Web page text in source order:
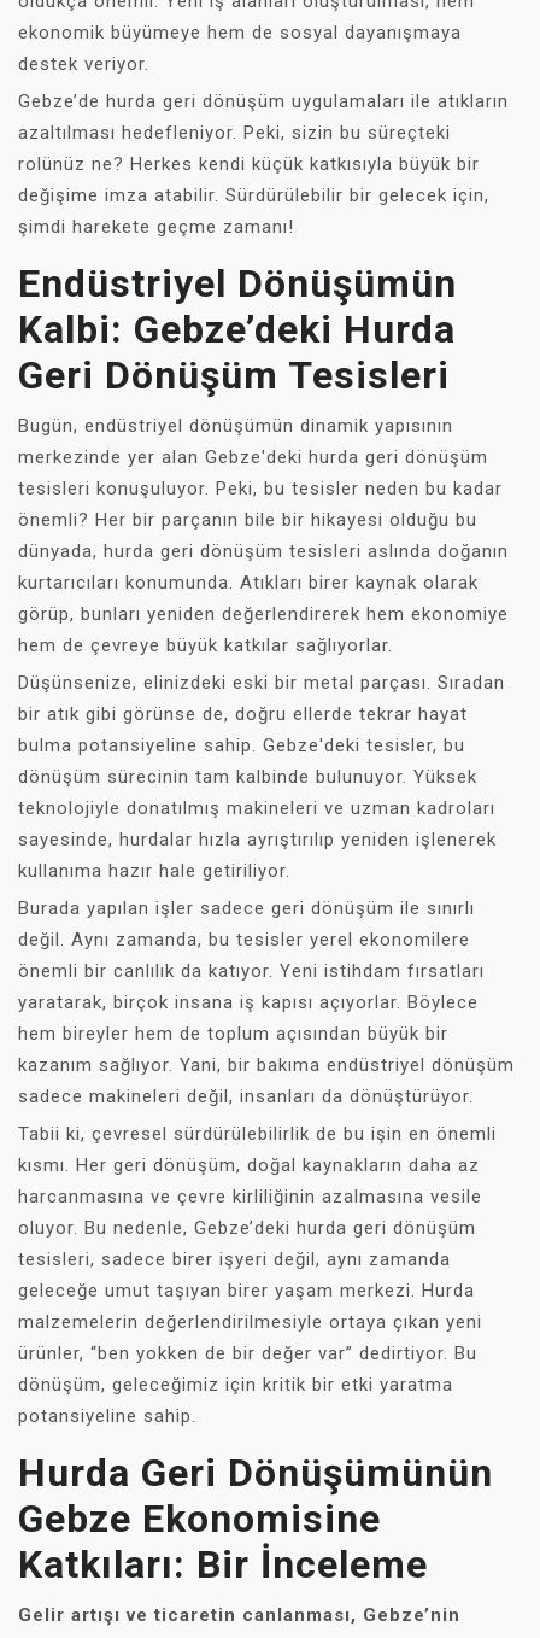
ekonomik büyümeye hem de sosyal dayanışmaya
destek veriyor.
Gebze’de hurda geri dönüşüm uygulamaları ile atıkların
azaltılması hedefleniyor. Peki, sizin bu süreçteki
rolünüz ne? Herkes kendi küçük katkısıyla büyük bir
değişime imza atabilir. Sürdürülebilir bir gelecek için,
şimdi harekete geçme zamanı!
Endüstriyel Dönüşümün
Kalbi: Gebze’deki Hurda
Geri Dönüşüm Tesisleri
Bugün, endüstriyel dönüşümün dinamik yapısının
merkezinde yer alan Gebze'deki hurda geri dönüşüm
tesisleri konuşuluyor. Peki, bu tesisler neden bu kadar
önemli? Her bir parçanın bile bir hikayesi olduğu bu
dünyada, hurda geri dönüşüm tesisleri aslında doğanın
kurtarıcıları konumunda. Atıkları birer kaynak olarak
görüp, bunları yeniden değerlendirerek hem ekonomiye
hem de çevreye büyük katkılar sağlıyorlar.
Düşünsenize, elinizdeki eski bir metal parçası. Sıradan
bir atık gibi görünse de, doğru ellerde tekrar hayat
bulma potansiyeline sahip. Gebze'deki tesisler, bu
dönüşüm sürecinin tam kalbinde bulunuyor. Yüksek
teknolojiyle donatılmış makineleri ve uzman kadroları
sayesinde, hurdalar hızla ayrıştırılıp yeniden işlenerek
kullanıma hazır hale getiriliyor.
Burada yapılan işler sadece geri dönüşüm ile sınırlı
değil. Aynı zamanda, bu tesisler yerel ekonomilere
önemli bir canlılık da katıyor. Yeni istihdam fırsatları
yaratarak, birçok insana iş kapısı açıyorlar. Böylece
hem bireyler hem de toplum açısından büyük bir
kazanım sağlıyor. Yani, bir bakıma endüstriyel dönüşüm
sadece makineleri değil, insanları da dönüştürüyor.
Tabii ki, çevresel sürdürülebilirlik de bu işin en önemli
kısmı. Her geri dönüşüm, doğal kaynakların daha az
harcanmasına ve çevre kirliliğinin azalmasına vesile
oluyor. Bu nedenle, Gebze’deki hurda geri dönüşüm
tesisleri, sadece birer işyeri değil, aynı zamanda
geleceğe umut taşıyan birer yaşam merkezi. Hurda
malzemelerin değerlendirilmesiyle ortaya çıkan yeni
ürünler, “ben yokken de bir değer var” dedirtiyor. Bu
dönüşüm, geleceğimiz için kritik bir etki yaratma
potansiyeline sahip.
Hurda Geri Dönüşümünün
Gebze Ekonomisine
Katkıları: Bir İnceleme
Gelir artışı ve ticaretin canlanması, Gebze’nin